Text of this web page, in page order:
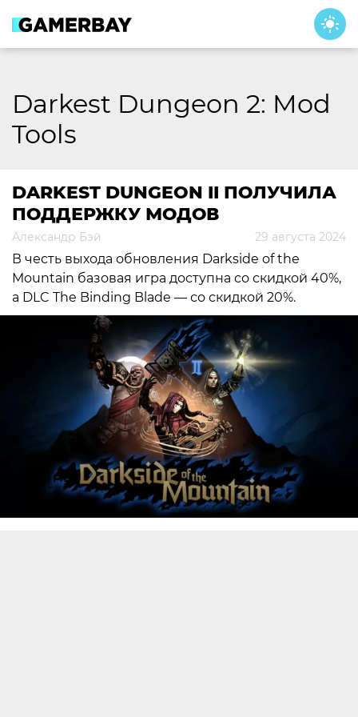
content
Darkest Dungeon 2: Mod
Tools
DARKEST DUNGEON II ПОЛУЧИЛА
ПОДДЕРЖКУ МОДОВ
Александр Бэй 29 августа 2024
В честь выхода обновления Darkside of the
Mountain базовая игра доступна со скидкой 40%,
а DLC The Binding Blade — со скидкой 20%.